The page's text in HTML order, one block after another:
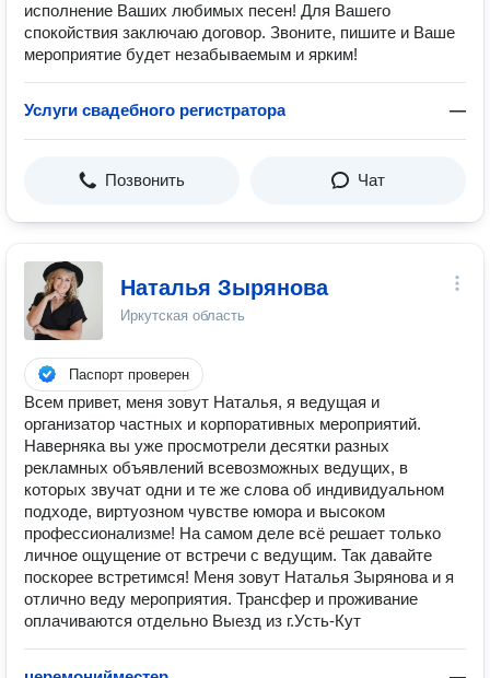
исполнение Ваших любимых песен! Для Вашего
спокойствия заключаю договор. Звоните, пишите и Ваше
мероприятие будет незабываемым и ярким!
Услуги свадебного регистратора —
Позвонить Чат
Наталья Зырянова
Иркутская область
Паспорт проверен
Всем привет, меня зовут Наталья, я ведущая и
организатор частных и корпоративных мероприятий.
‌Наверняка вы уже просмотрели десятки разных
рекламных объявлений всевозможных ведущих, в
которых звучат одни и те же слова об индивидуальном
подходе, виртуозном чувстве юмора и высоком
профессионализме! На самом деле всё решает только
личное ощущение от встречи с ведущим. Так давайте
поскорее встретимся! Меня зовут Наталья Зырянова и я
отлично веду мероприятия. Трансфер и проживание
оплачиваются отдельно Выезд из г.Усть-Кут